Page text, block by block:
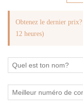
Obtenez le dernier
12 heures)